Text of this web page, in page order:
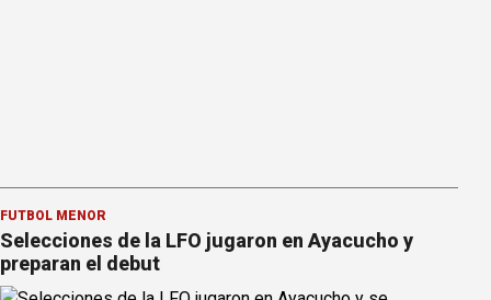
FÚTBOL MENOR
Selecciones de la LFO jugaron en Ayacucho y
preparan el debut